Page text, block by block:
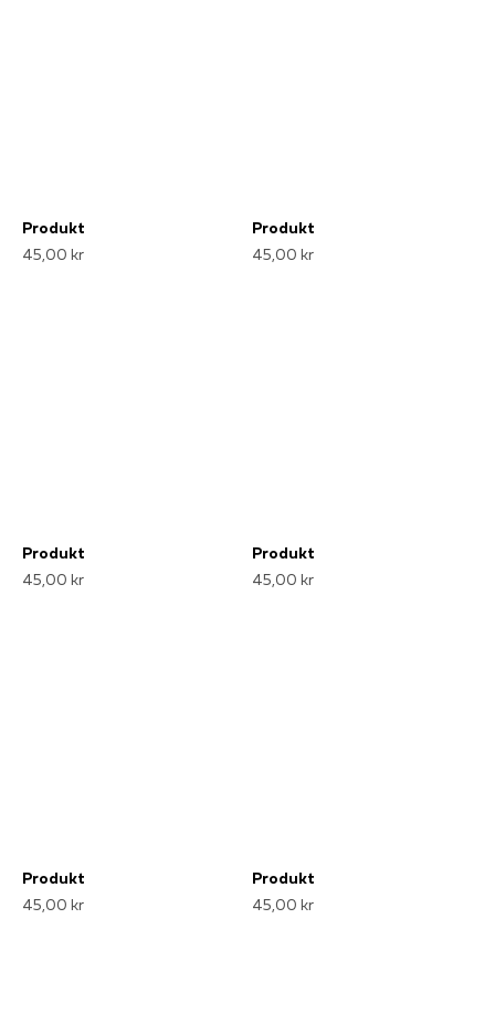
Produkt
45,00 kr
Produkt
45,00 kr
Produkt
45,00 kr
Produkt
45,00 kr
Produkt
45,00 kr
Produkt
45,00 kr